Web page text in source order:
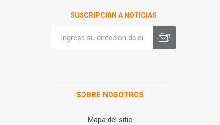
SUSCRIPCIÓN A NOTICIAS
SOBRE NOSOTROS
Mapa del sitio